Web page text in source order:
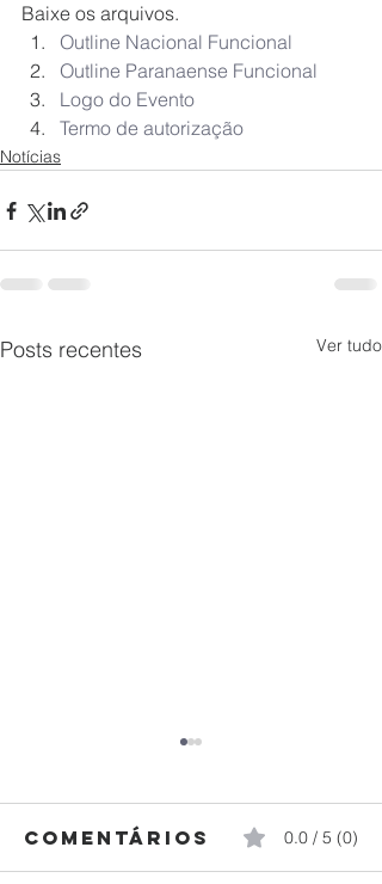
Baixe os arquivos.
Outline Nacional Funcional
Outline Paranaense Funcional
Logo do Evento
Termo de autorização
Notícias
Posts recentes Ver tudo
Comentários 0.0 / 5 (0)